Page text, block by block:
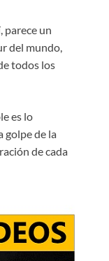
parece un
del mundo,
todos los
es lo
golpe de la
de cada